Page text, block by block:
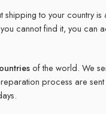
shipping to your country
cannot find it, you can
of the world. We
process are